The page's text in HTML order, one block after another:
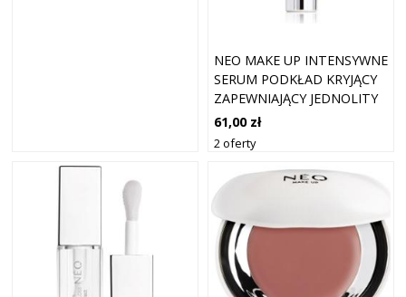
NEO MAKE UP INTENSYWNE
SERUM PODKŁAD KRYJĄCY
ZAPEWNIAJĄCY JEDNOLITY
WYGLĄD NATURALE SPF 30
KOLOR 06 KARMEL 30 ML
61,00 zł
2 oferty